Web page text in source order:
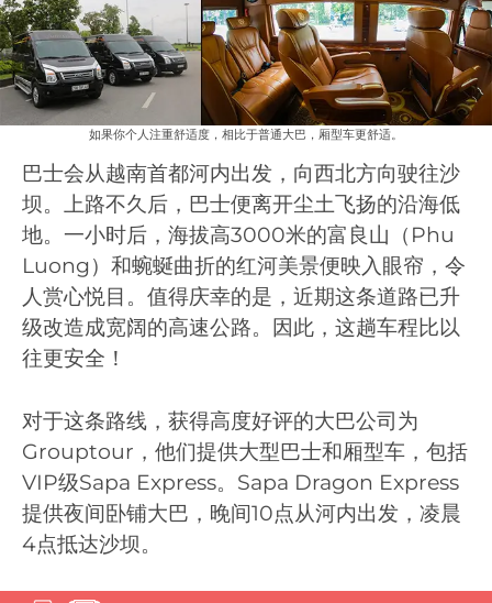
如果你个人注重舒适度，相比于普通大巴，厢型车更舒适。
巴士会从越南首都河内出发，向西北方向驶往沙
坝。上路不久后，巴士便离开尘土飞扬的沿海低
地。一小时后，海拔高3000米的富良山（Phu
Luong）和蜿蜒曲折的红河美景便映入眼帘，令
人赏心悦目。值得庆幸的是，近期这条道路已升
级改造成宽阔的高速公路。因此，这趟车程比以
往更安全！
对于这条路线，获得高度好评的大巴公司为
Grouptour，他们提供大型巴士和厢型车，包括
VIP级Sapa Express。Sapa Dragon Express
提供夜间卧铺大巴，晚间10点从河内出发，凌晨
4点抵达沙坝。